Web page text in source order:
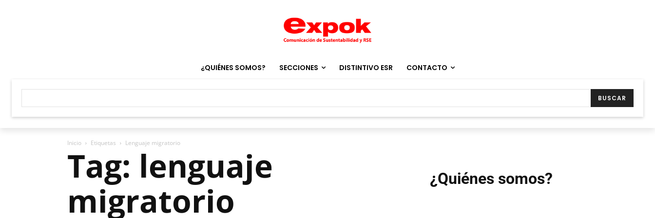
¿QUIÉNES SOMOS? SECCIONES DISTINTIVO ESR CONTACTO
BUSCAR
Inicio Etiquetas Lenguaje migratorio
Tag: lenguaje
migratorio
¿Quiénes somos?